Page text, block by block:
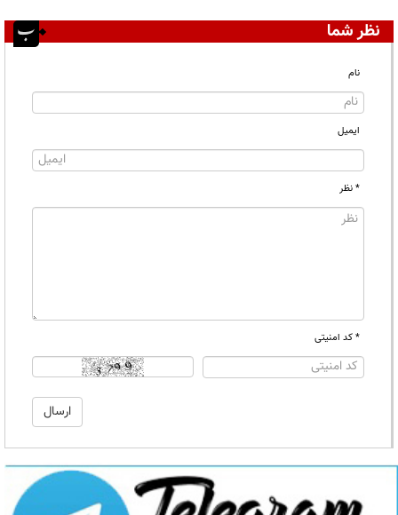
نظر شما
نام
ایمیل
* نظر
* کد امنیتی